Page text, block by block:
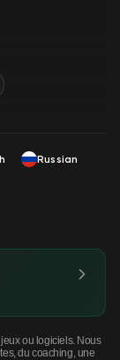
Russian
ou logiciels. Nous
du coaching, une